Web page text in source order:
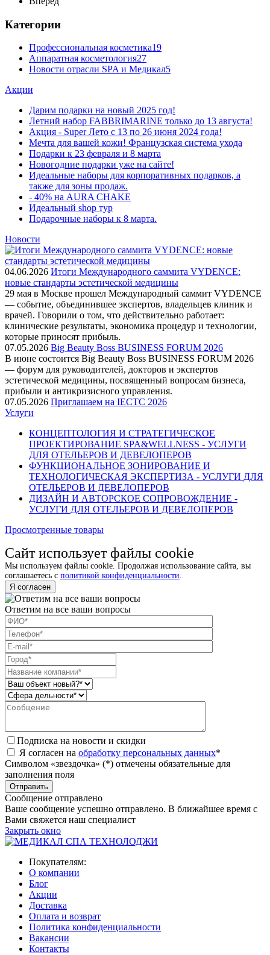
Категории
Профессиональная косметика19
Аппаратная косметология27
Новости отрасли SPA и Медикал5
Акции
Дарим подарки на новый 2025 год!
Летний набор FABBRIMARINE только до 13 августа!
Акция - Super Лето с 13 по 26 июня 2024 года!
Мечта для вашей кожи! Французская система ухода
Подарки к 23 февраля и 8 марта
Новогодние подарки уже на сайте!
Идеальные наборы для корпоративных подарков, а
также для зоны продаж.
- 40% на AURA CHAKE
Идеальный shop тур
Подарочные наборы к 8 марта.
Новости
04.06.2026 Итоги Международного саммита VYDENCE:
новые стандарты эстетической медицины
29 мая в Москве прошел Международный саммит VYDENCE
— событие, объединившее экспертов, владельцев клиник и
врачей. Говорили о том, что действительно работает:
клинические результаты, экономика процедур и технологии,
которые приносят прибыль.
07.05.2026 Big Beauty Boss BUSINESS FORUM 2026
В июне состоится Big Beauty Boss BUSINESS FORUM 2026
— форум для руководителей, докторов и экспертов
эстетической медицины, посвященный вопросам бизнеса,
прибыли и антикризисного управления.
07.05.2026 Приглашаем на IECTC 2026
Услуги
КОНЦЕПТОЛОГИЯ И СТРАТЕГИЧЕСКОЕ
ПРОЕКТИРОВАНИЕ SPA&WELLNESS - УСЛУГИ
ДЛЯ ОТЕЛЬЕРОВ И ДЕВЕЛОПЕРОВ
ФУНКЦИОНАЛЬНОЕ ЗОНИРОВАНИЕ И
ТЕХНОЛОГИЧЕСКАЯ ЭКСПЕРТИЗА - УСЛУГИ ДЛЯ
ОТЕЛЬЕРОВ И ДЕВЕЛОПЕРОВ
ДИЗАЙН И АВТОРСКОЕ СОПРОВОЖДЕНИЕ -
УСЛУГИ ДЛЯ ОТЕЛЬЕРОВ И ДЕВЕЛОПЕРОВ
Просмотренные товары
Сайт использует файлы cookie
Мы используем файлы cookie. Продолжая использование сайта, вы
соглашаетесь с политикой конфиденциальности.
Я согласен
Ответим на все ваши вопросы
Подписка на новости и скидки
Я согласен на обработку персональных данных*
Символом «звездочка» (*) отмечены обязательные для
заполнения поля
Сообщение отправлено
Ваше сообщение успешно отправлено. В ближайшее время с
Вами свяжется наш специалист
Закрыть окно
Покупателям:
О компании
Блог
Акции
Доставка
Оплата и возврат
Политика конфиденциальности
Вакансии
Контакты